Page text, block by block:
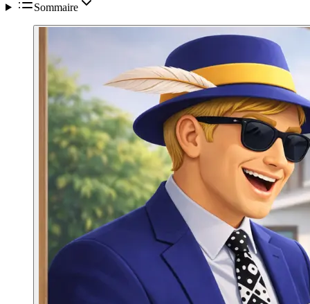
Sommaire